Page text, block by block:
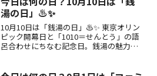
湯の日」♨️✨
10月10日は「銭湯の日」♨️✨ 東京オリン
ピック開幕日と「1010＝せんとう」の語
呂合わせにちなむ記念日。銭湯の魅力や